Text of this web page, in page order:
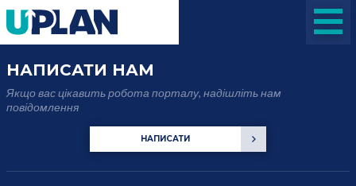
НАПИСАТИ НАМ
Якщо вас цікавить робота порталу, надішліть нам
повідомлення
НАПИСАТИ